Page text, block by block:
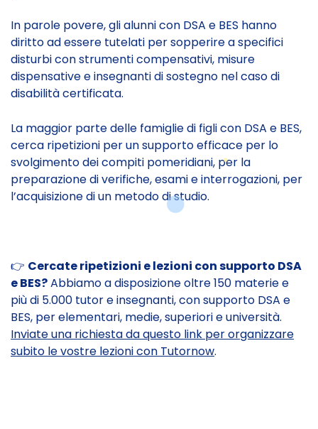
In parole povere, gli alunni con DSA e BES hanno
diritto ad essere tutelati per sopperire a specifici
disturbi con strumenti compensativi, misure
dispensative e insegnanti di sostegno nel caso di
disabilità certificata.
La maggior parte delle famiglie di figli con DSA e BES,
cerca ripetizioni per un supporto efficace per lo
svolgimento dei compiti pomeridiani, per la
preparazione di verifiche, esami e interrogazioni, per
l’acquisizione di un metodo di studio.
👉 Cercate ripetizioni e lezioni con supporto DSA
e BES?Abbiamo a disposizione oltre 150 materie e
più di 5.000 tutor e insegnanti, con supporto DSA e
BES, per elementari, medie, superiori e università.
Inviate una richiesta da questo link per organizzare
subito le vostre lezioni con Tutornow.